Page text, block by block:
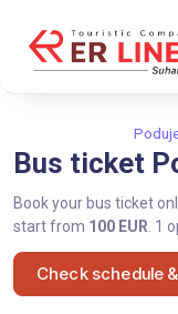
Bus ticket
Book your bus ticket
start from 100 EUR . 1
Check schedule